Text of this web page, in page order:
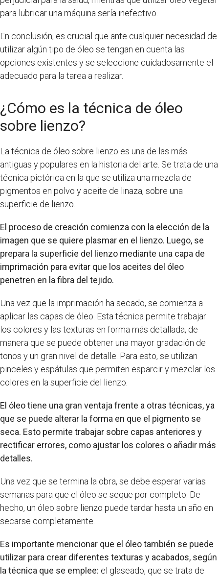
para lubricar una máquina sería inefectivo.
En conclusión, es crucial que ante cualquier necesidad de
utilizar algún tipo de óleo se tengan en cuenta las
opciones existentes y se seleccione cuidadosamente el
adecuado para la tarea a realizar.
¿Cómo es la técnica de óleo
sobre lienzo?
La técnica de óleo sobre lienzo es una de las más
antiguas y populares en la historia del arte. Se trata de una
técnica pictórica en la que se utiliza una mezcla de
pigmentos en polvo y aceite de linaza, sobre una
superficie de lienzo.
El proceso de creación comienza con la elección de la
imagen que se quiere plasmar en el lienzo. Luego, se
prepara la superficie del lienzo mediante una capa de
imprimación para evitar que los aceites del óleo
penetren en la fibra del tejido.
Una vez que la imprimación ha secado, se comienza a
aplicar las capas de óleo. Esta técnica permite trabajar
los colores y las texturas en forma más detallada, de
manera que se puede obtener una mayor gradación de
tonos y un gran nivel de detalle. Para esto, se utilizan
pinceles y espátulas que permiten esparcir y mezclar los
colores en la superficie del lienzo.
El óleo tiene una gran ventaja frente a otras técnicas, ya
que se puede alterar la forma en que el pigmento se
seca. Esto permite trabajar sobre capas anteriores y
rectificar errores, como ajustar los colores o añadir más
detalles.
Una vez que se termina la obra, se debe esperar varias
semanas para que el óleo se seque por completo. De
hecho, un óleo sobre lienzo puede tardar hasta un año en
secarse completamente.
Es importante mencionar que el óleo también se puede
utilizar para crear diferentes texturas y acabados, según
la técnica que se emplee: el glaseado, que se trata de